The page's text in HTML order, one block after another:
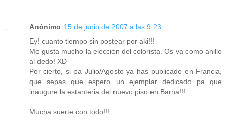
Anónimo 15 de junio de 2007 a las 9:23
Ey! cuanto tiempo sin postear por aki!!!
Me gusta mucho la elección del colorista. Os va como anillo
al dedo! XD
Por cierto, si pa Julio/Agosto ya has publicado en Francia,
que sepas que espero un ejemplar dedicado pa que
inaugure la estanteria del nuevo piso en Barna!!!
Mucha suerte con todo!!!